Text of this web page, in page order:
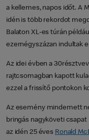
a kellemes, napos időt. A
idén is több rekordot
Balaton XL-es túrán
ezernégyszázan indultak
Az idei évben a
rajtcsomagban kapott
ezzel a frissítő pontokon
Az esemény mindemett
bringás nagyköveti
az idén 25 éves Ronald